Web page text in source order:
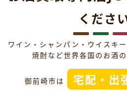
ください
ワイン・シャンパン・ウイスキ
焼酎など世界各国のお酒の
御前崎市は 宅配・出